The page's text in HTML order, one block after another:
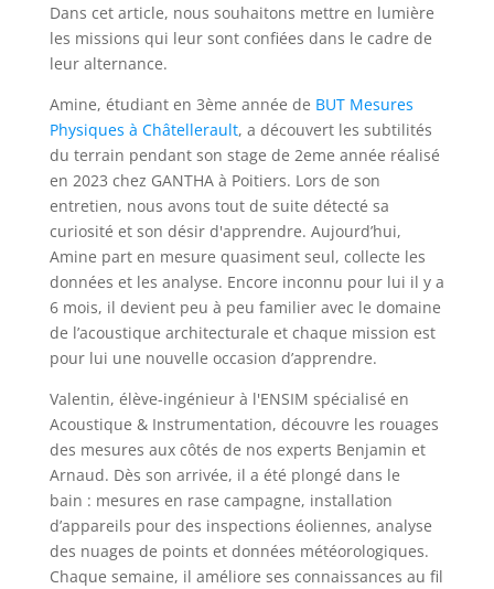
Dans cet article, nous souhaitons mettre en lumière
les missions qui leur sont confiées dans le cadre de
leur alternance.
Amine, étudiant en 3ème année de BUT Mesures
Physiques à Châtellerault, a découvert les subtilités
du terrain pendant son stage de 2eme année réalisé
en 2023 chez GANTHA à Poitiers. Lors de son
entretien, nous avons tout de suite détecté sa
curiosité et son désir d'apprendre. Aujourd’hui,
Amine part en mesure quasiment seul, collecte les
données et les analyse. Encore inconnu pour lui il y a
6 mois, il devient peu à peu familier avec le domaine
de l’acoustique architecturale et chaque mission est
pour lui une nouvelle occasion d’apprendre.
Valentin, élève-ingénieur à l'ENSIM spécialisé en
Acoustique & Instrumentation, découvre les rouages
des mesures aux côtés de nos experts Benjamin et
Arnaud. Dès son arrivée, il a été plongé dans le
bain : mesures en rase campagne, installation
d’appareils pour des inspections éoliennes, analyse
des nuages de points et données météorologiques.
Chaque semaine, il améliore ses connaissances au fil